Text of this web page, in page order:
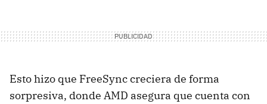
Esto hizo que FreeSync creciera de forma
sorpresiva, donde AMD asegura que cuenta con